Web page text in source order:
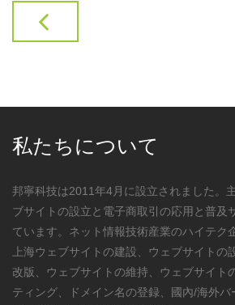
私たちについて
邦寧科技は2011年4月に設立されました。
ブサイトの設立と電子商取引の応用と普及
ています。ネット情報技術産業のハイテク
上海ウェブサイトの建設、ウェブサイトの
改版、ウェブサイトの維持、ウェブサイト
ティング、ドメイン名の登録、國內/海外